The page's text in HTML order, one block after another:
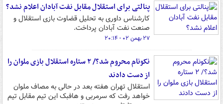
پنالتی برای استقلال مقابل نفت آبادان اعلام نشد؟
کارشناس داوری به تحلیل قضاوت بازی استقلال و
صنعت نفت آبادان پرداخت.
۲۷ بهمن ۰۲ - ۲۰:۱۴
نکونام محروم شد؟/ ۲ ستاره استقلال بازی ملوان را
از دست دادند
استقلال تهران هفته بعد در حالی به مصاف ملوان
خواهد رفت که سرمربی و هافبک این تیم مقابل تیم